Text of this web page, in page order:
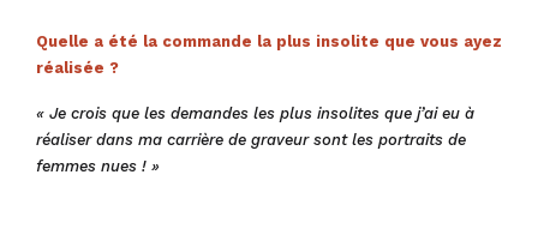
Quelle a été la commande la plus insolite que vous ayez
réalisée ?
« Je crois que les demandes les plus insolites que j’ai eu à
réaliser dans ma carrière de graveur sont les portraits de
femmes nues ! »